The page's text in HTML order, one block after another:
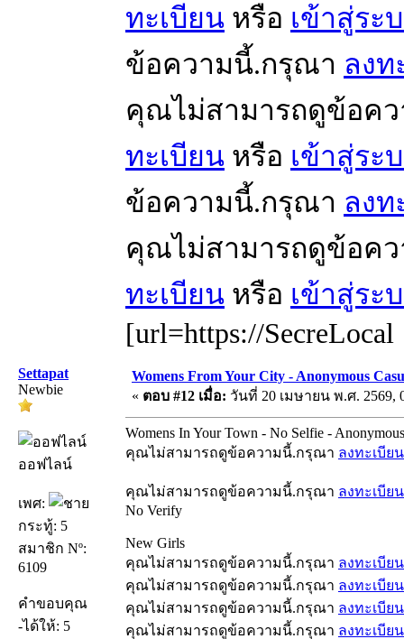
ทะเบียน หรือ เข้าสู่ระ
ข้อความนี้.กรุณา ลงท
คุณไม่สามารถดูข้อค
ทะเบียน หรือ เข้าสู่ระ
ข้อความนี้.กรุณา ลงท
คุณไม่สามารถดูข้อค
ทะเบียน หรือ เข้าสู่ระ
[url=https://SecreLocal
Settapat
Newbie
ออฟไลน์
เพศ:
กระทู้: 5
สมาชิก Nº:
6109
คำขอบคุณ
-ได้ให้: 5
Womens From Your City - Anonymous
« ตอบ #12 เมื่อ: วันที่ 20 เมษายน พ.ศ. 2569,
Womens In Your Town - No Selfie -
คุณไม่สามารถดูข้อความนี้.กรุณา ลงทะเบียน
คุณไม่สามารถดูข้อความนี้.กรุณา ลงทะเบียน
No Verify
New Girls
คุณไม่สามารถดูข้อความนี้.กรุณา ลงทะเบียน
คุณไม่สามารถดูข้อความนี้.กรุณา ลงทะเบียน
คุณไม่สามารถดูข้อความนี้.กรุณา ลงทะเบียน
คุณไม่สามารถดูข้อความนี้.กรุณา ลงทะเบียน